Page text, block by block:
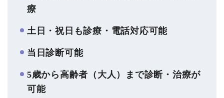
療
土日・祝日も診療・電話対応可能
当日診断可能
5歳から高齢者（大人）まで診断・治療が
可能